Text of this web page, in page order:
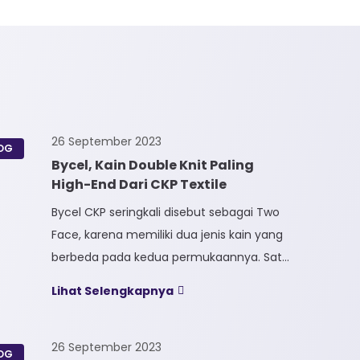
26 September 2023
Bycel, Kain Double Knit Paling
High-End Dari CKP Textile
Bycel CKP seringkali disebut sebagai Two
Face, karena memiliki dua jenis kain yang
berbeda pada kedua permukaannya. Satu
sedangkan sisi lainnya terbuat dari Full
End karena bersifat Fungsional, dapat
Lihat Selengkapnya
26 September 2023